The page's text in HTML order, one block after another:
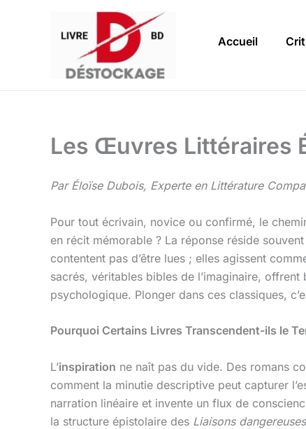
Accueil
Les Œuvres Littéraires
Par Éloïse Dubois, Experte en Littérature
Pour tout écrivain, novice ou confirmé, le
en récit mémorable ? La réponse réside
contentent pas d’être lues ; elles agissent
sacrés, véritables bibles de l’imaginaire,
psychologique. Plonger dans ces classiques,
Pourquoi Certains Livres Transcendent-ils le
L’inspiration ne naît pas du vide. Des romans
comment la minutie descriptive peut capturer
narration linéaire et invente un flux de
la structure épistolaire des Liaisons dangereuses